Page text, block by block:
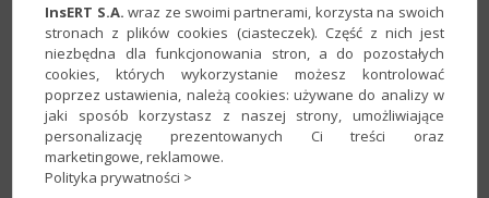
Próg 10 tys. zł w KSeF – co wlicza się do limitu?
InsERT S.A. wraz ze swoimi partnerami, korzysta na swoich
stronach z plików cookies (ciasteczek). Część z nich jest
niezbędna dla funkcjonowania stron, a do pozostałych
cookies, których wykorzystanie możesz kontrolować
poprzez ustawienia, należą cookies: używane do analizy w
jaki sposób korzystasz z naszej strony, umożliwiające
personalizację prezentowanych Ci treści oraz
marketingowe, reklamowe.
Polityka prywatności >